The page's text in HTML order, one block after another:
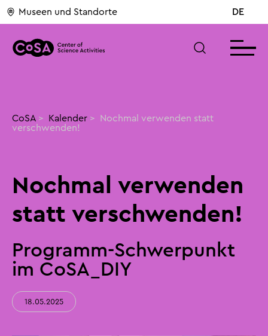
Museen und Standorte DE
CoSA > Kalender >
Nochmal verwenden statt
verschwenden!
Nochmal verwenden
statt verschwenden!
Programm-Schwerpunkt
im CoSA_DIY
18.05.2025